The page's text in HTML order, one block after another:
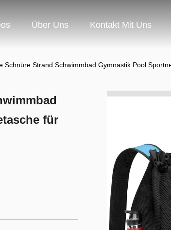
Über Uns Kontakt Mit Uns
Schnüre Strand Schwimmbad Gymnastik Pool
für